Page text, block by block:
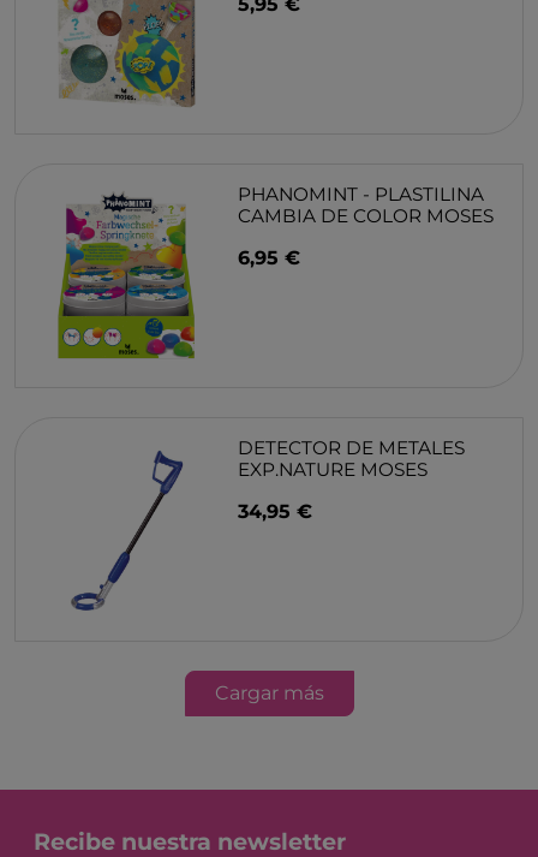
PHANOMINT - PLASTILINA
CAMBIA DE COLOR MOSES
6,95 €
DETECTOR DE METALES
EXP.NATURE MOSES
34,95 €
Cargar más
Recibe nuestra newsletter